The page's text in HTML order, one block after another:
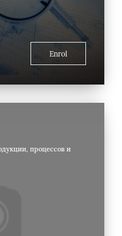
Enrol
процессов и